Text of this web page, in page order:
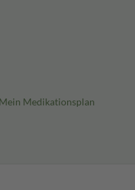
Medikationsplan